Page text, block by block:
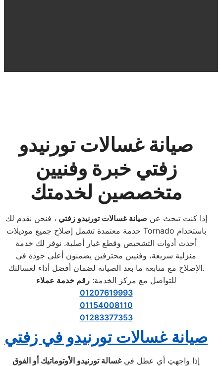
صيانة غسالات تورنيدو
زفتي خبرة وفنيين
متخصصين لخدمتك
إذا كنت تبحث عن صيانة غسالات تورنيدو زفتي ، فنحن نقدم لك
خدمة معتمدة تشمل إصلاح جميع موديلات Tornado باستخدام
أحدث أدوات التشخيص وقطع غيار أصلية. نوفر لك خدمة
منزلية سريعة، وفنيين محترفين يضمنون أعلى جودة في
الإصلاح مع متابعة ما بعد الصيانة لضمان أفضل أداء لغسالتك.
للتواصل مع مركز الخدمة:رقم خدمة عملاء
01207619993
01154008110
01283377353
صيانة غسالات تورنيدو في زفتي
إذا واجهتِ أي عطل فيغسالة تورنيدو الأوتوماتيك أو الفوق